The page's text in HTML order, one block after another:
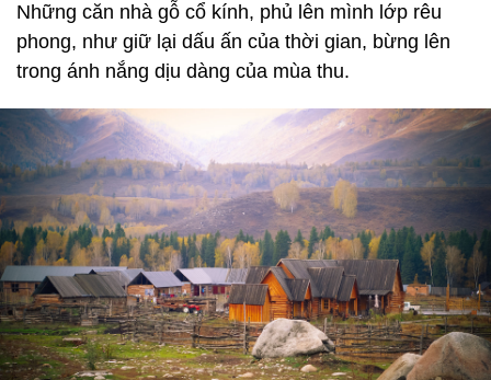
Những căn nhà gỗ cổ kính, phủ lên mình lớp rêu
phong, như giữ lại dấu ấn của thời gian, bừng lên
trong ánh nắng dịu dàng của mùa thu.